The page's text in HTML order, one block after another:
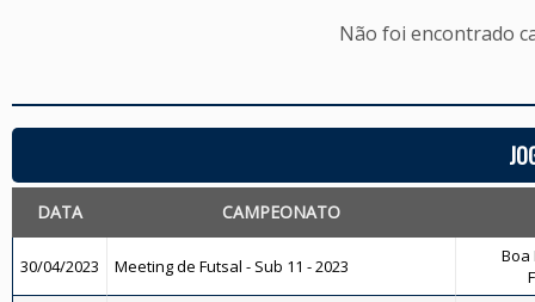
Não foi encontrado
DATA CAMPEONATO
30/04/2023 Meeting de Futsal - Sub 11 - 2023
Boa